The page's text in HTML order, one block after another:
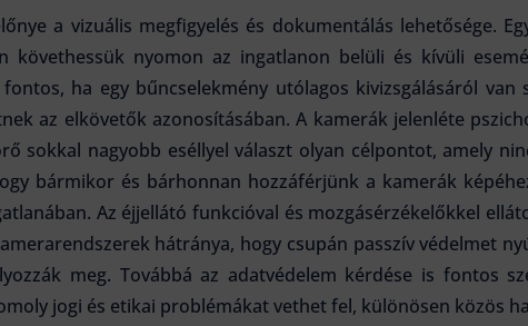
a vizuális megfigyelés és dokumentálás lehetősége.
követhessük nyomon az ingatlanon belüli és kívüli
ha egy bűncselekmény utólagos kivizsgálásáról
az elkövetők azonosításában. A kamerák jelenléte
sokkal nagyobb eséllyel választ olyan célpontot, amely
bármikor és bárhonnan hozzáférjünk a kamerák
Az éjjellátó funkcióval és mozgásérzékelőkkel
hátránya, hogy csupán passzív védelmet
meg. Továbbá az adatvédelem kérdése is fontos
jogi és etikai problémákat vethet fel, különösen közös